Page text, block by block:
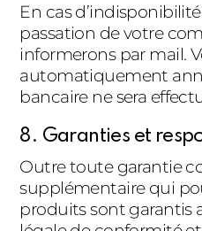
En cas
passation de votre
informerons par mail.
automatiquement
bancaire ne sera
8. Garanties et
Outre toute garantie
supplémentaire qui
produits sont garantis